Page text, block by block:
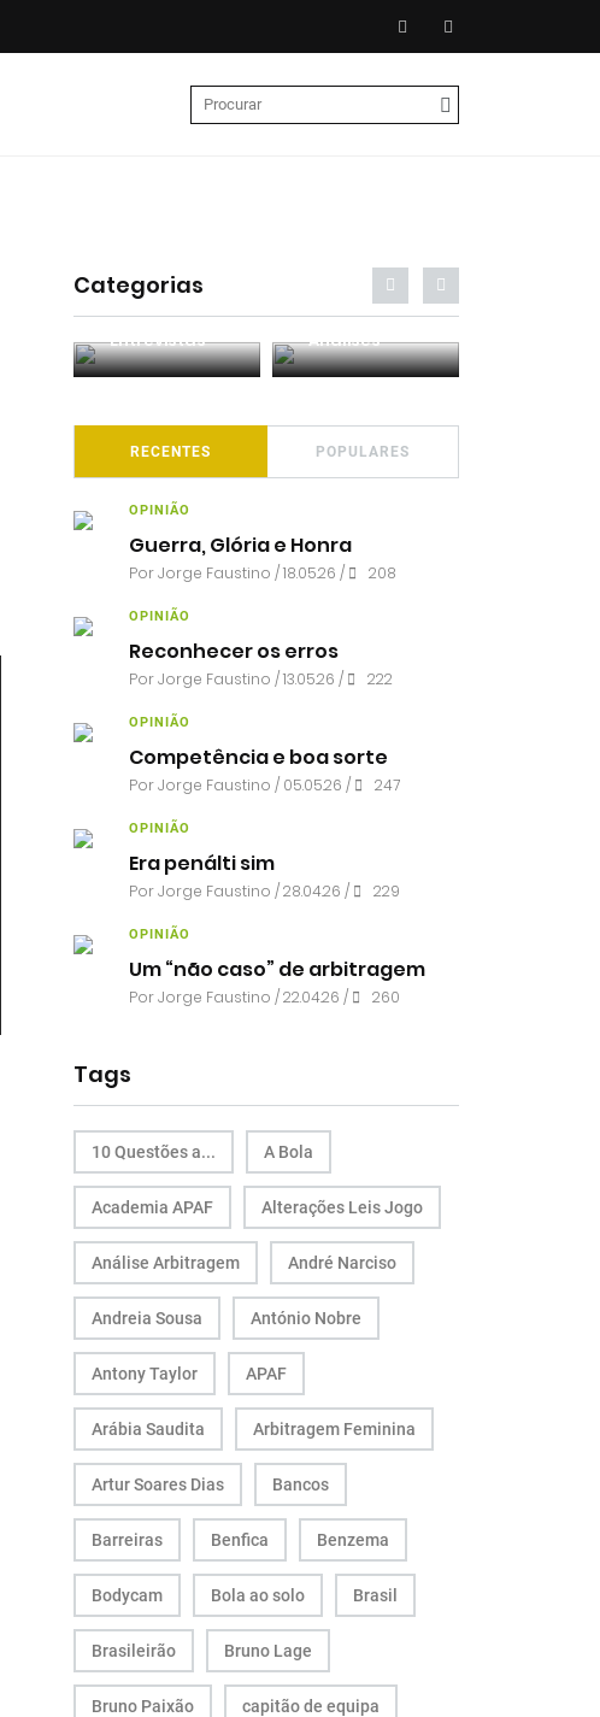
Categorias
Entrevistas Análises
RECENTES POPULARES
OPINIÃO
Guerra, Glória e Honra
PorJorge Faustino / 18.05.26 / 208
OPINIÃO
Reconhecer os erros
PorJorge Faustino / 13.05.26 / 222
OPINIÃO
Competência e boa sorte
PorJorge Faustino / 05.05.26 / 247
OPINIÃO
Era penálti sim
PorJorge Faustino / 28.04.26 / 229
OPINIÃO
Um “não caso” de arbitragem
PorJorge Faustino / 22.04.26 / 260
Tags
10 Questões a... A Bola
Academia APAF Alterações Leis Jogo
Análise Arbitragem André Narciso
Andreia Sousa António Nobre
Antony Taylor APAF
Arábia Saudita Arbitragem Feminina
Artur Soares Dias Bancos
Barreiras Benfica Benzema
Bodycam Bola ao solo Brasil
Brasileirão Bruno Lage
Bruno Paixão capitão de equipa